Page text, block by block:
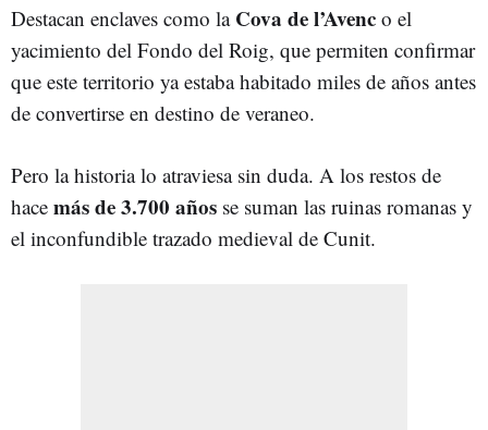
Destacan enclaves como la Cova de l’Avenc o el
yacimiento del Fondo del Roig, que permiten confirmar
que este territorio ya estaba habitado miles de años antes
de convertirse en destino de veraneo.
Pero la historia lo atraviesa sin duda. A los restos de
hace más de 3.700 años se suman las ruinas romanas y
el inconfundible trazado medieval de Cunit.